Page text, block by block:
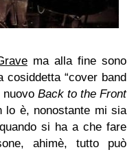
ma alla fine sono
cosiddetta “cover band
nuovo Back to the Front
lo è, nonostante mi sia
si ha a che fare
ahimè, tutto può